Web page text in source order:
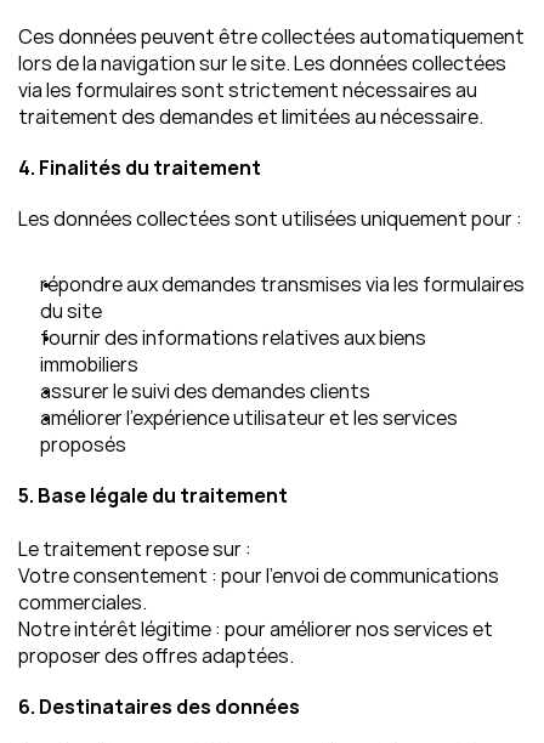
Ces données peuvent être collectées automatiquement
lors de la navigation sur le site. Les données collectées
via les formulaires sont strictement nécessaires au
traitement des demandes et limitées au nécessaire.
4. Finalités du traitement
Les données collectées sont utilisées uniquement pour :
répondre aux demandes transmises via les formulaires
du site
fournir des informations relatives aux biens
immobiliers
assurer le suivi des demandes clients
améliorer l'expérience utilisateur et les services
proposés
5. Base légale du traitement
Le traitement repose sur :
Votre consentement : pour l'envoi de communications
commerciales.
Notre intérêt légitime : pour améliorer nos services et
proposer des offres adaptées.
6. Destinataires des données